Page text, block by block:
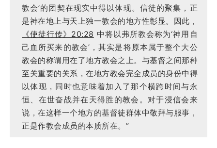
教会’的团契在现实中得以体现。信徒的聚集，正
是神在地上与天上独一教会的地方性彰显。因此，
《使徒行传》20:28 中将以弗所教会称为‘神用自
己血所买来的教会’，其实是将原本属于整个大公
教会的称谓用在了地方教会之上。与基督之间那种
至关重要的关系，在地方教会完全成员的身份中得
以体现，同时也意味着加入了那个横跨时间与永
恒、在世奋战并在天得胜的教会。对于浸信会来
说，在这样一个地方的基督徒群体中敬拜与服事，
正是作教会成员的本质所在。”